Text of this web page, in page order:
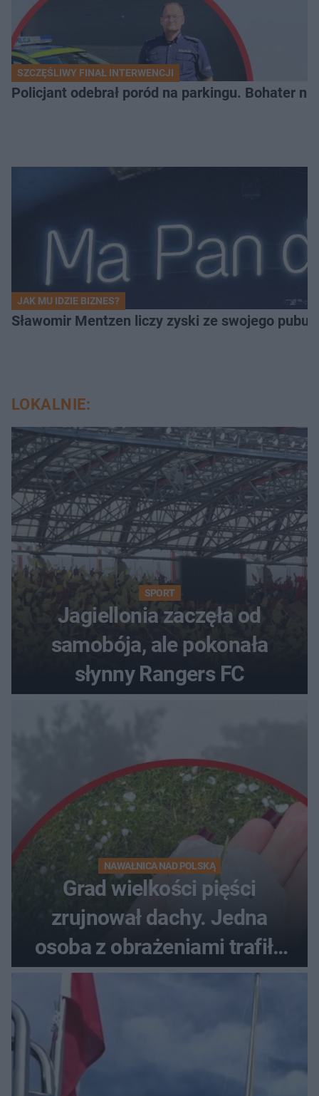
SZCZĘŚLIWY FINAŁ INTERWENCJI
Policjant odebrał poród na parkingu. Bohater
JAK MU IDZIE BIZNES?
Sławomir Mentzen liczy zyski ze swojego
LOKALNIE:
SPORT
Jagiellonia zaczęła od
samobója, ale pokonała
słynny Rangers FC
NAWAŁNICA NAD POLSKĄ
Grad wielkości pięści
zrujnował dachy. Jedna
osoba z obrażeniami trafiła
do szpitala